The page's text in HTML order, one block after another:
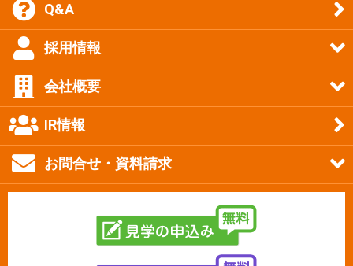
Q&A
採用情報
会社概要
IR情報
お問合せ・資料請求